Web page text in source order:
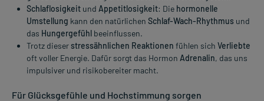
Schlaflosigkeit und Appetitlosigkeit: Die hormonelle
Umstellung kann den natürlichen Schlaf-Wach-Rhythmus und
das Hungergefühl beeinflussen.
Trotz dieserstressähnlichen Reaktionen fühlen sich Verliebte
oft voller Energie. Dafür sorgt das Hormon Adrenalin, das uns
impulsiver und risikobereiter macht.
Für Glücksgefühle und Hochstimmung sorgen